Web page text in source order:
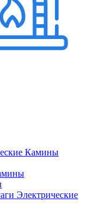
Камины
Электрические